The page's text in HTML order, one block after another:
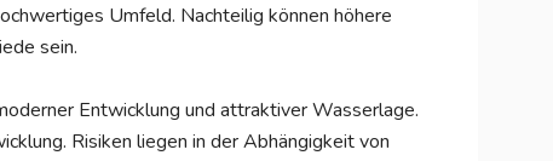
Umfeld. Nachteilig können höhere
sein.
Entwicklung und attraktiver Wasserlage.
Risiken liegen in der Abhängigkeit von